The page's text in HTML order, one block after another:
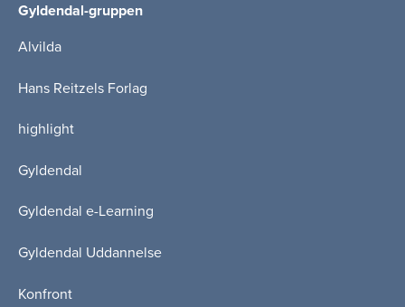
Gyldendal-gruppen
Alvilda
Hans Reitzels Forlag
highlight
Gyldendal
Gyldendal e-Learning
Gyldendal Uddannelse
Konfront